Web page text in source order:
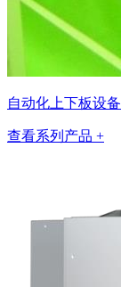
自动化上下板设备
查看系列产品 +